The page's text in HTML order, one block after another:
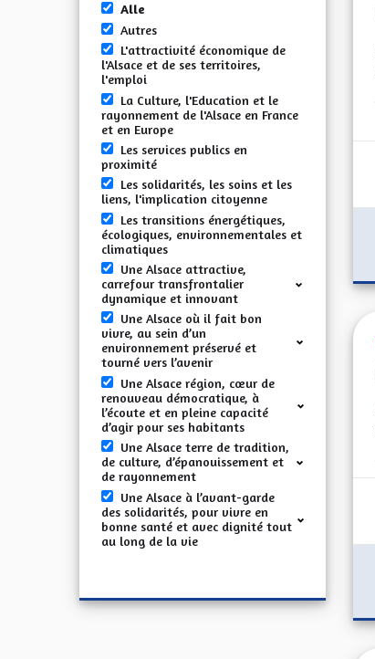
Alle
Autres
L'attractivité économique de
l'Alsace et de ses territoires,
l'emploi
La Culture, l'Education et le
rayonnement de l'Alsace en France
et en Europe
Les services publics en
proximité
Les solidarités, les soins et les
liens, l'implication citoyenne
Les transitions énergétiques,
écologiques, environnementales et
climatiques
Une Alsace attractive,
carrefour transfrontalier
dynamique et innovant
Une Alsace où il fait bon
vivre, au sein d’un
environnement préservé et
tourné vers l’avenir
Une Alsace région, cœur de
renouveau démocratique, à
l’écoute et en pleine capacité
d’agir pour ses habitants
Une Alsace terre de tradition,
de culture, d’épanouissement et
de rayonnement
Une Alsace à l’avant-garde
des solidarités, pour vivre en
bonne santé et avec dignité tout
au long de la vie